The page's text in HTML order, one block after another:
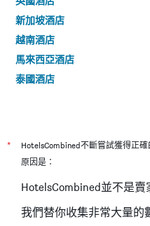
新加坡酒店
越南酒店
馬來西亞酒店
泰國酒店
* HotelsCombined不斷嘗試獲得正
原因是：
HotelsCombined並不是賣
我們替你收集非常大量的